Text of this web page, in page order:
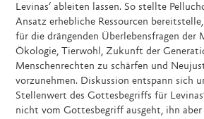
Levinas‘ ableiten lassen. So stellte
Ansatz erhebliche Ressourcen
für die drängenden Überlebensfragen der
Ökologie, Tierwohl, Zukunft der
Menschenrechten zu schärfen und
vorzunehmen. Diskussion entspann sich
Stellenwert des Gottesbegriffs für
nicht vom Gottesbegriff ausgeht, ihn